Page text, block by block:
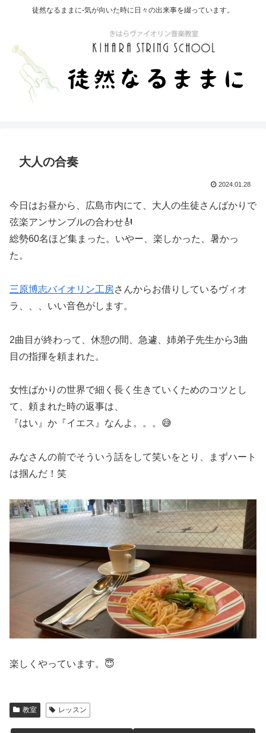
徒然なるままに-気が向いた時に日々の出来事を綴っています。
大人の合奏
2024.01.28
今日はお昼から、広島市内にて、大人の生徒さんばかりで
弦楽アンサンブルの合わせ🎻
総勢60名ほど集まった。いやー、楽しかった、暑かっ
た。
三原博志バイオリン工房さんからお借りしているヴィオ
ラ、、、いい音色がします。
2曲目が終わって、休憩の間、急遽、姉弟子先生から3曲
目の指揮を頼まれた。
女性ばかりの世界で細く長く生きていくためのコツとし
て、頼まれた時の返事は、
『はい』か『イエス』なんよ。。。😅
みなさんの前でそういう話をして笑いをとり、まずハート
は掴んだ！笑
楽しくやっています。😇
教室 レッスン